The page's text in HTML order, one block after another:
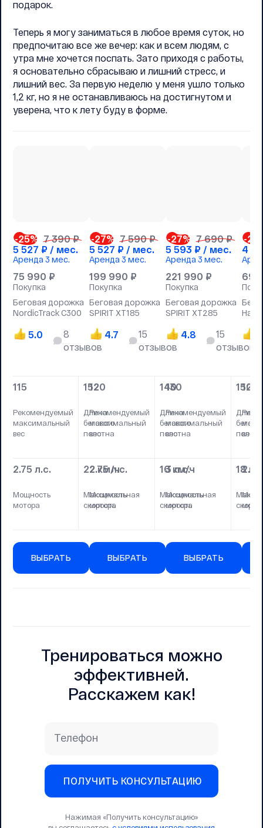
подарок.
Теперь я могу заниматься в любое время суток, но
предпочитаю все же вечер: как и всем людям, с
утра мне хочется поспать. Зато приходя с работы,
я основательно сбрасываю и лишний стресс, и
лишний вес. За первую неделю у меня ушло только
1,2 кг, но я не останавливаюсь на достигнутом и
уверена, что к лету буду в форме.
-25% 7 390 ₽
5 527 ₽ / мес.
Аренда 3 мес.
75 990 ₽
Покупка
Беговая дорожка
NordicTrack C300
5.0
8
отзывов
115
Рекомендуемый
максимальный
вес
152
Длина
бегового
полотна
2.75 л.с.
Мощность
мотора
22 км/ч
Максимальная
скорость
ВЫБРАТЬ
-27% 7 590 ₽
5 527 ₽ / мес.
Аренда 3 мес.
199 990 ₽
Покупка
Беговая дорожка
SPIRIT XT185
4.7
15
отзывов
120
Рекомендуемый
максимальный
вес
140
Длина
бегового
полотна
2.75 л.с.
Мощность
мотора
16 км/ч
Максимальная
скорость
ВЫБРАТЬ
-27% 7 690 ₽
5 593 ₽ / мес.
Аренда 3 мес.
221 990 ₽
Покупка
Беговая дорожка
SPIRIT XT285
4.8
15
отзывов
130
Рекомендуемый
максимальный
вес
152
Длина
3 л.с.
Мощность
мотора
18
ВЫБРАТЬ
-23
4
69
100
вес
Тренироваться можно
эффективней.
Расскажем как!
Телефон
ПОЛУЧИТЬ КОНСУЛЬТАЦИЮ
Нажимая «Получить консультацию»